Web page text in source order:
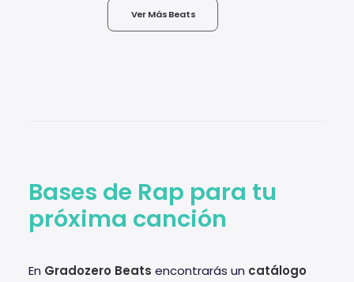
Ver Más Beats
Bases de Rap para tu
próxima canción
En Gradozero Beats encontrarás un catálogo